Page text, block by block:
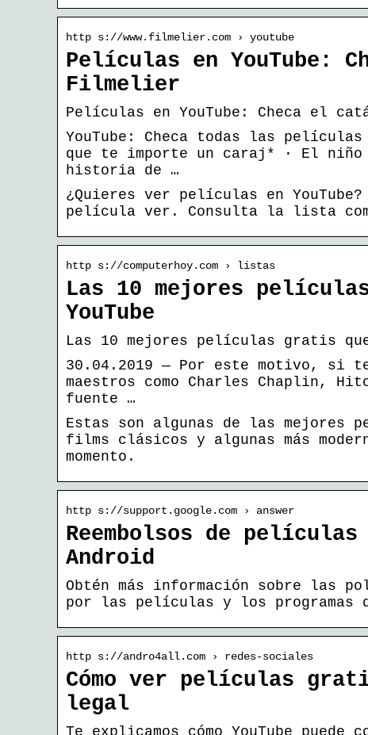
http s://www.filmelier.com › youtube
Películas en YouTube:
Filmelier
Películas en YouTube: Checa el
YouTube: Checa todas las
que te importe un caraj* · El niño
historia de …
¿Quieres ver películas en
película ver. Consulta la lista
http s://computerhoy.com › listas
Las 10 mejores
YouTube
Las 10 mejores películas gratis que
30.04.2019 — Por este motivo, si
maestros como Charles Chaplin,
fuente …
Estas son algunas de las mejores
films clásicos y algunas más
momento.
http s://support.google.com › answer
Reembolsos de películas
Android
Obtén más información sobre las
por las películas y los programas
http s://andro4all.com › redes-sociales
Cómo ver películas
legal